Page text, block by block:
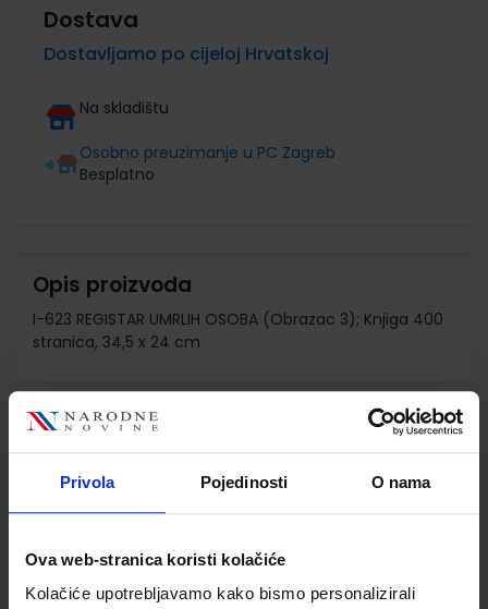
Privola Pojedinosti O nama
Ova web-stranica koristi kolačiće
Kolačiće upotrebljavamo kako bismo personalizirali
Dostava
Dostavljamo po cijeloj Hrvatskoj
Na skladištu
Osobno preuzimanje u PC Zagreb
Besplatno
Opis proizvoda
I-623 REGISTAR UMRLIH OSOBA (Obrazac 3); Knjiga 400
stranica, 34,5 x 24 cm
Detalji proizvoda
Šifra proizvoda
011400
Jedinična mjera